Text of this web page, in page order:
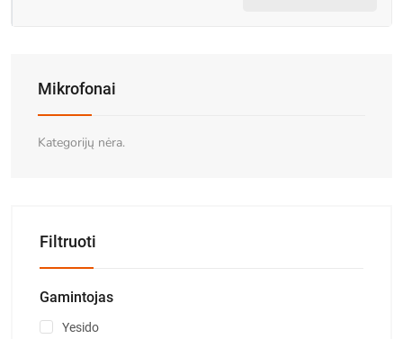
Mikrofonai
Kategorijų nėra.
Filtruoti
Gamintojas
Yesido